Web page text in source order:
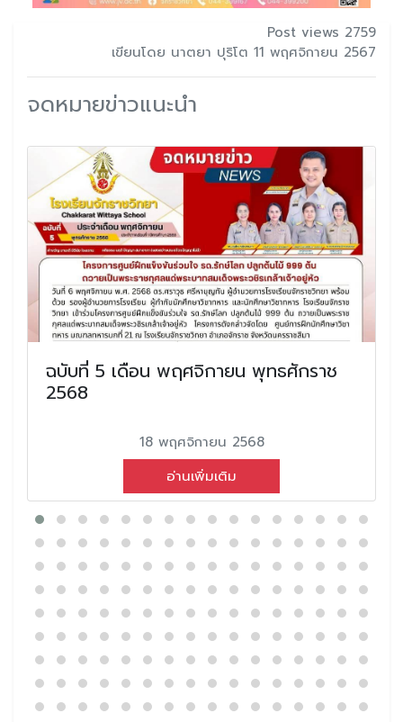
Post views 2759
เขียนโดย นาตยา ปุริโต 11 พฤศจิกายน 2567
จดหมายข่าวแนะนำ
ฉบับที่ 5 เดือน พฤศจิกายน พุทธศักราช
2568
18 พฤศจิกายน 2568
อ่านเพิ่มเติม